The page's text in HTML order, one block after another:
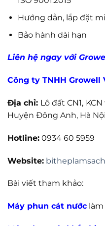
Hướng dẫn, lắp đặt
Bảo hành dài hạn
Liên hệ ngay với
Công ty TNHH Growell
Địa chỉ: Lô đất CN1,
Huyện Đông Anh, Hà Nội
Hotline: 0934 60 5959
Website:
Bài viết tham khảo:
Máy phun cát nước